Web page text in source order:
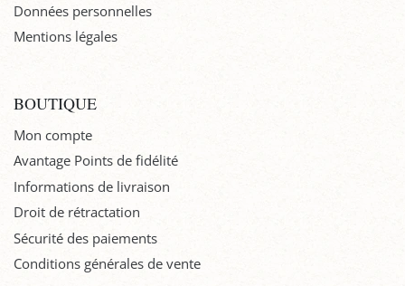
Données personnelles
Mentions légales
BOUTIQUE
Mon compte
Avantage Points de fidélité
Informations de livraison
Droit de rétractation
Sécurité des paiements
Conditions générales de vente